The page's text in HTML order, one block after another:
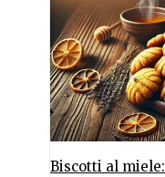
Biscotti al